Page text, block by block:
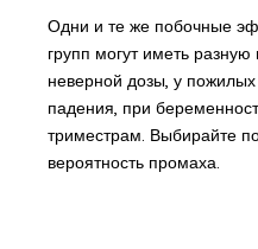
Одни и те же побочные
групп могут иметь
неверной дозы, у
падения, при
триместрам. Выбирайте
вероятность промаха.